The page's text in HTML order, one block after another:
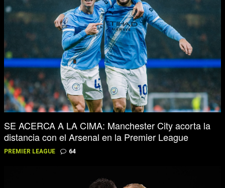
SE ACERCA A LA CIMA: Manchester City acorta la
distancia con el Arsenal en la Premier League
PREMIER LEAGUE 64